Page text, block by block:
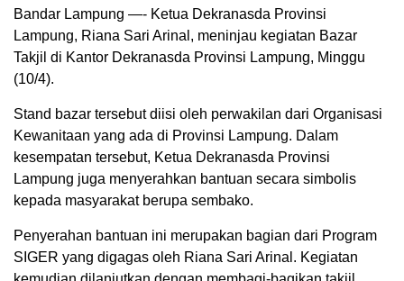
Bandar Lampung —- Ketua Dekranasda Provinsi
Lampung, Riana Sari Arinal, meninjau kegiatan Bazar
Takjil di Kantor Dekranasda Provinsi Lampung, Minggu
(10/4).
Stand bazar tersebut diisi oleh perwakilan dari Organisasi
Kewanitaan yang ada di Provinsi Lampung. Dalam
kesempatan tersebut, Ketua Dekranasda Provinsi
Lampung juga menyerahkan bantuan secara simbolis
kepada masyarakat berupa sembako.
Penyerahan bantuan ini merupakan bagian dari Program
SIGER yang digagas oleh Riana Sari Arinal. Kegiatan